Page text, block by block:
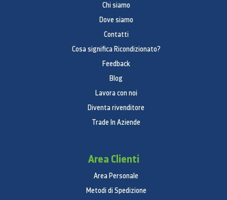
Chi siamo
Dove siamo
Contatti
Cosa significa Ricondizionato?
Feedback
Blog
Lavora con noi
Diventa rivenditore
Trade In Aziende
Area Clienti
Area Personale
Metodi di Spedizione